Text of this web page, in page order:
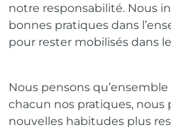
notre responsabilité. Nous
bonnes pratiques dans
pour rester mobilisés dans
Nous pensons
chacun nos pratiques, nous
nouvelles habitudes plus